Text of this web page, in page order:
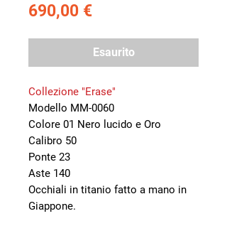
690,00 €Prezzo
Esaurito
Collezione "Erase"
Modello MM-0060
Colore 01 Nero lucido e Oro
Calibro 50
Ponte 23
Aste 140
Occhiali in titanio fatto a mano in
Giappone.